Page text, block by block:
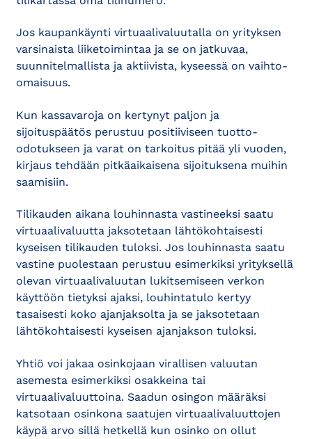
Jos kaupankäynti virtuaalivaluutalla on yrityksen
varsinaista liiketoimintaa ja se on jatkuvaa,
suunnitelmallista ja aktiivista, kyseessä on vaihto-
omaisuus.
Kun kassavaroja on kertynyt paljon ja
sijoituspäätös perustuu positiiviseen tuotto-
odotukseen ja varat on tarkoitus pitää yli vuoden,
kirjaus tehdään pitkäaikaisena sijoituksena muihin
saamisiin.
Tilikauden aikana louhinnasta vastineeksi saatu
virtuaalivaluutta jaksotetaan lähtökohtaisesti
kyseisen tilikauden tuloksi. Jos louhinnasta saatu
vastine puolestaan perustuu esimerkiksi yrityksellä
olevan virtuaalivaluutan lukitsemiseen verkon
käyttöön tietyksi ajaksi, louhintatulo kertyy
tasaisesti koko ajanjaksolta ja se jaksotetaan
lähtökohtaisesti kyseisen ajanjakson tuloksi.
Yhtiö voi jakaa osinkojaan virallisen valuutan
asemesta esimerkiksi osakkeina tai
virtuaalivaluuttoina. Saadun osingon määräksi
katsotaan osinkona saatujen virtuaalivaluuttojen
käypä arvo sillä hetkellä kun osinko on ollut